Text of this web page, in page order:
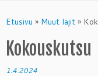
toEtusivu » Muut lajit »
Kokouskutsu
1.4.2024